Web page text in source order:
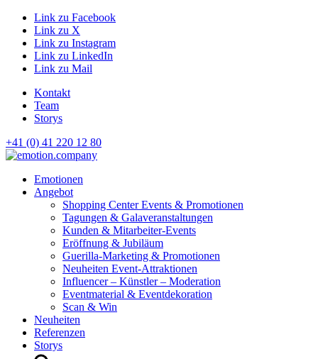
Link zu Facebook
Link zu X
Link zu Instagram
Link zu LinkedIn
Link zu Mail
Kontakt
Team
Storys
+41 (0) 41 220 12 80
Hauptnavigation
Emotionen
Angebot
Shopping Center Events & Promotionen
Tagungen & Galaveranstaltungen
Kunden & Mitarbeiter-Events
Eröffnung & Jubiläum
Guerilla-Marketing & Promotionen
Neuheiten Event-Attraktionen
Influencer – Künstler – Moderation
Eventmaterial & Eventdekoration
Scan & Win
Neuheiten
Referenzen
Storys